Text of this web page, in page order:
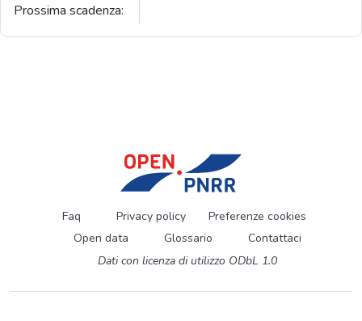
Prossima scadenza:
Faq Privacy policy
Preferenze cookies
Open data
Glossario
Contattaci
Dati con licenza di utilizzo ODbL 1.0